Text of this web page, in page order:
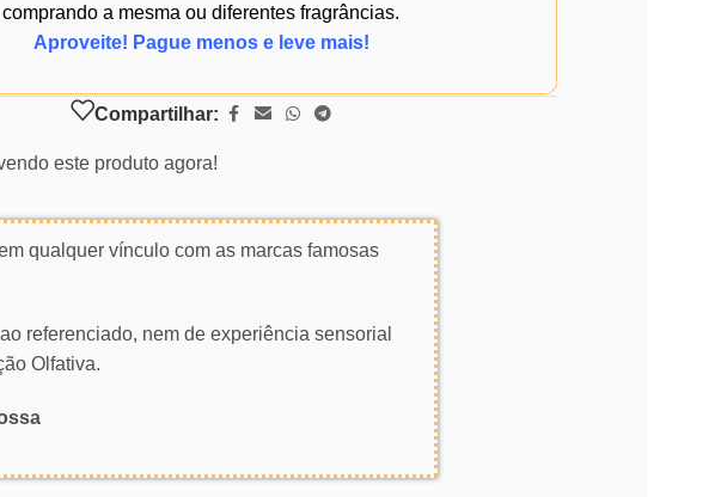
comprando a mesma ou diferentes fragrâncias.
Aproveite! Pague menos e leve mais!
Compartilhar:
este produto agora!
qualquer vínculo com as marcas famosas
referenciado, nem de experiência sensorial
Olfativa.